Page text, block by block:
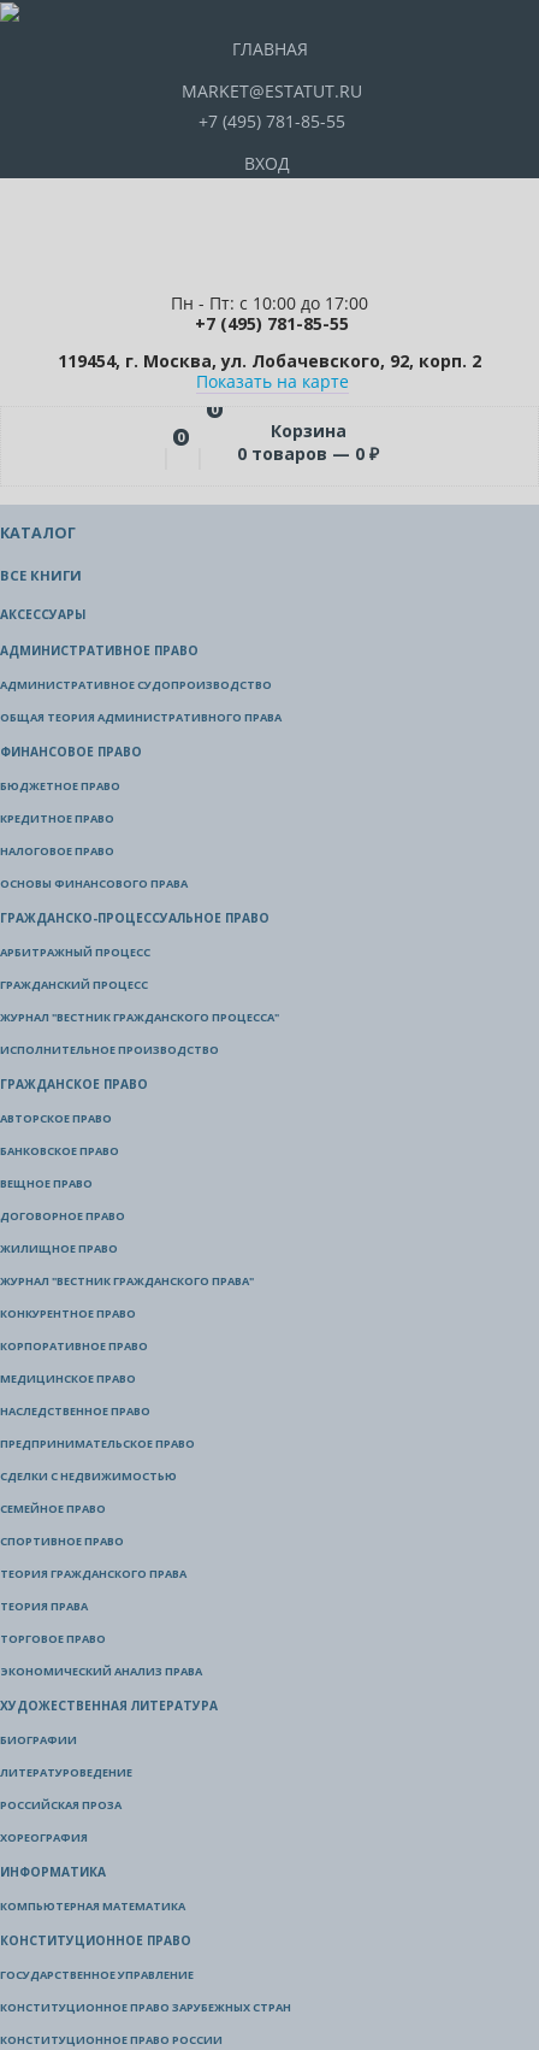
ГЛАВНАЯ
MARKET@ESTATUT.RU
+7 (495) 781-85-55
ВХОД
Пн - Пт: с 10:00 до 17:00
+7 (495) 781-85-55
119454, г. Москва, ул. Лобачевского, 92, корп. 2
Показать на карте
0
0
Корзина
0 товаров — 0 ₽
КАТАЛОГ
ВСЕ КНИГИ
АКСЕССУАРЫ
АДМИНИСТРАТИВНОЕ ПРАВО
АДМИНИСТРАТИВНОЕ СУДОПРОИЗВОДСТВО
ОБЩАЯ ТЕОРИЯ АДМИНИСТРАТИВНОГО ПРАВА
ФИНАНСОВОЕ ПРАВО
БЮДЖЕТНОЕ ПРАВО
КРЕДИТНОЕ ПРАВО
НАЛОГОВОЕ ПРАВО
ОСНОВЫ ФИНАНСОВОГО ПРАВА
ГРАЖДАНСКО-ПРОЦЕССУАЛЬНОЕ ПРАВО
АРБИТРАЖНЫЙ ПРОЦЕСС
ГРАЖДАНСКИЙ ПРОЦЕСС
ЖУРНАЛ "ВЕСТНИК ГРАЖДАНСКОГО ПРОЦЕССА"
ИСПОЛНИТЕЛЬНОЕ ПРОИЗВОДСТВО
ГРАЖДАНСКОЕ ПРАВО
АВТОРСКОЕ ПРАВО
БАНКОВСКОЕ ПРАВО
ВЕЩНОЕ ПРАВО
ДОГОВОРНОЕ ПРАВО
ЖИЛИЩНОЕ ПРАВО
ЖУРНАЛ "ВЕСТНИК ГРАЖДАНСКОГО ПРАВА"
КОНКУРЕНТНОЕ ПРАВО
КОРПОРАТИВНОЕ ПРАВО
МЕДИЦИНСКОЕ ПРАВО
НАСЛЕДСТВЕННОЕ ПРАВО
ПРЕДПРИНИМАТЕЛЬСКОЕ ПРАВО
СДЕЛКИ С НЕДВИЖИМОСТЬЮ
СЕМЕЙНОЕ ПРАВО
СПОРТИВНОЕ ПРАВО
ТЕОРИЯ ГРАЖДАНСКОГО ПРАВА
ТЕОРИЯ ПРАВА
ТОРГОВОЕ ПРАВО
ЭКОНОМИЧЕСКИЙ АНАЛИЗ ПРАВА
ХУДОЖЕСТВЕННАЯ ЛИТЕРАТУРА
БИОГРАФИИ
ЛИТЕРАТУРОВЕДЕНИЕ
РОССИЙСКАЯ ПРОЗА
ХОРЕОГРАФИЯ
ИНФОРМАТИКА
КОМПЬЮТЕРНАЯ МАТЕМАТИКА
КОНСТИТУЦИОННОЕ ПРАВО
ГОСУДАРСТВЕННОЕ УПРАВЛЕНИЕ
КОНСТИТУЦИОННОЕ ПРАВО ЗАРУБЕЖНЫХ СТРАН
КОНСТИТУЦИОННОЕ ПРАВО РОССИИ